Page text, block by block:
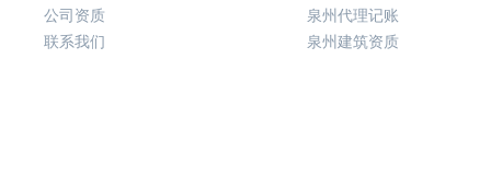
公司资质
联系我们
泉州代理记账
泉州建筑资质